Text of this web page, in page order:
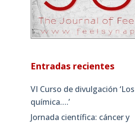
Entradas recientes
VI Curso de divulgación
química….’
Jornada científica: cáncer y